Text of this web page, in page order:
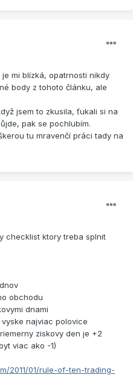
mi blízká, opatrnosti nikdy
body z tohoto článku, ale
jsem to zkusila, ťukali si na
pak se pochlubím.
tu mravenčí práci tady na
checklist ktory treba splnit
obchodu
dnami
najviac polovice
ziskovy den je +2
viac ako -1)
2011/01/rule-of-ten-trading-